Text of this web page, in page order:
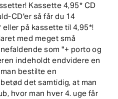
Kassette 4,95* CD
CD'er så får du 14
på kassette til 4,95*!
med meget små
som "+ porto og
indeholdt endvidere en
bestilte en
det samtidig, at man
hvor man hver 4. uge får